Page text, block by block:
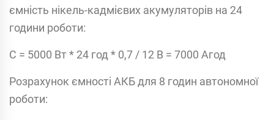
ємність нікель-кадмієвих акумуляторів на 24
години роботи:
C = 5000 Вт * 24 год * 0,7 / 12 В = 7000 Агод
Розрахунок ємності АКБ для 8 годин автономної
роботи: